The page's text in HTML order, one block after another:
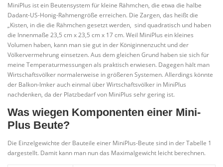
MiniPlus ist ein Beutensystem für kleine Rähmchen, die etwa die halbe
Dadant-US-Honig-Rahmengröße erreichen. Die Zargen, das heißt die
„Kisten, in die die Rähmchen gesetzt werden, sind quadratisch und haben
die Innenmaße 23,5 cm x 23,5 cm x 17 cm. Weil MiniPlus ein kleines
Volumen haben, kann man sie gut in der Königinnenzucht und der
Völkervermehrung einsetzen. Aus dem gleichen Grund haben sie sich für
meine Temperaturmessungen als praktisch erwiesen. Dagegen hält man
Wirtschaftsvölker normalerweise in größeren Systemen. Allerdings könnte
der Balkon-Imker auch einmal über Wirtschaftsvölker in MiniPlus
nachdenken, da der Platzbedarf von MiniPlus sehr gering ist.
Was wiegen Komponenten einer Mini-
Plus Beute?
Die Einzelgewichte der Bauteile einer MiniPlus-Beute sind in der Tabelle 1
dargestellt. Damit kann man nun das Maximalgewicht leicht berechnen.